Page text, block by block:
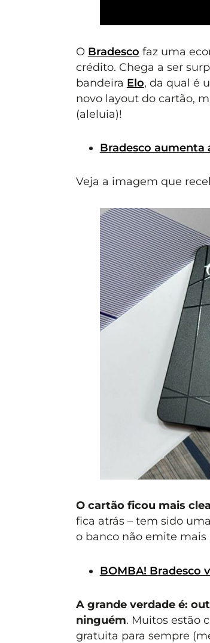
O Bradesco faz uma
crédito. Chega a ser
bandeira Elo, da qual é
novo layout do cartão,
(aleluia)!
Bradesco aumenta
Veja a imagem que
O cartão ficou mais
fica atrás – tem sido
o banco não emite mais
BOMBA! Bradesco
A grande verdade é:
ninguém. Muitos estão
gratuita para sempre